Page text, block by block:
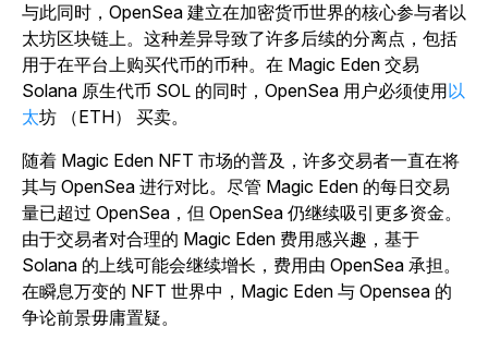
与此同时，OpenSea 建立在加密货币世界的核心参与者以
太坊区块链上。这种差异导致了许多后续的分离点，包括
用于在平台上购买代币的币种。在 Magic Eden 交易
Solana 原生代币 SOL 的同时，OpenSea 用户必须使用以
太坊 （ETH） 买卖。
随着 Magic Eden NFT 市场的普及，许多交易者一直在将
其与 OpenSea 进行对比。尽管 Magic Eden 的每日交易
量已超过 OpenSea，但 OpenSea 仍继续吸引更多资金。
由于交易者对合理的 Magic Eden 费用感兴趣，基于
Solana 的上线可能会继续增长，费用由 OpenSea 承担。
在瞬息万变的 NFT 世界中，Magic Eden 与 Opensea 的
争论前景毋庸置疑。